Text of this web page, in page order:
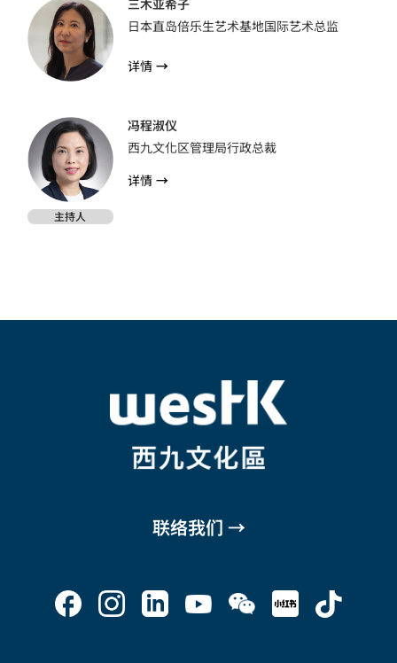
三木亚希子
日本直岛倍乐生艺术基地国际艺术总监
详情 →
主持人
冯程淑仪
西九文化区管理局行政总裁
详情 →
联络我们 →